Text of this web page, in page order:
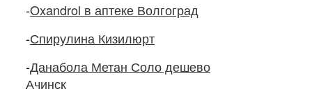
-Oxandrol в аптеке Волгоград
-Спирулина Кизилюрт
-Данабола Метан Соло дешево
Ачинск